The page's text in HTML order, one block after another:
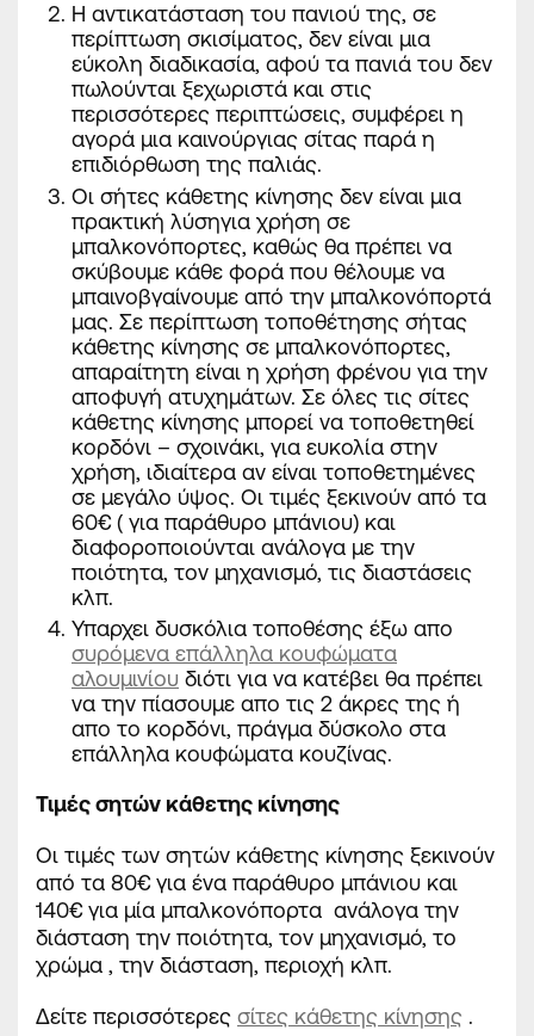
Η αντικατάσταση του πανιού της, σε
περίπτωση σκισίματος, δεν είναι μια
εύκολη διαδικασία, αφού τα πανιά του δεν
πωλούνται ξεχωριστά και στις
περισσότερες περιπτώσεις, συμφέρει η
αγορά μια καινούργιας σίτας παρά η
επιδιόρθωση της παλιάς.
Οι σήτες κάθετης κίνησης δεν είναι μια
πρακτική λύσηγια χρήση σε
μπαλκονόπορτες, καθώς θα πρέπει να
σκύβουμε κάθε φορά που θέλουμε να
μπαινοβγαίνουμε από την μπαλκονόπορτά
μας. Σε περίπτωση τοποθέτησης σήτας
κάθετης κίνησης σε μπαλκονόπορτες,
απαραίτητη είναι η χρήση φρένου για την
αποφυγή ατυχημάτων. Σε όλες τις σίτες
κάθετης κίνησης μπορεί να τοποθετηθεί
κορδόνι – σχοινάκι, για ευκολία στην
χρήση, ιδιαίτερα αν είναι τοποθετημένες
σε μεγάλο ύψος. Οι τιμές ξεκινούν από τα
60€ ( για παράθυρο μπάνιου) και
διαφοροποιούνται ανάλογα με την
ποιότητα, τον μηχανισμό, τις διαστάσεις
κλπ.
Υπαρχει δυσκόλια τοποθέσης έξω απο
συρόμενα επάλληλα κουφώματα
αλουμινίου διότι για να κατέβει θα πρέπει
να την πίασουμε απο τις 2 άκρες της ή
απο το κορδόνι, πράγμα δύσκολο στα
επάλληλα κουφώματα κουζίνας.
Τιμές σητών κάθετης κίνησης
Οι τιμές των σητών κάθετης κίνησης ξεκινούν
από τα 80€ για ένα παράθυρο μπάνιου και
140€ για μία μπαλκονόπορτα ανάλογα την
διάσταση την ποιότητα, τον μηχανισμό, το
χρώμα , την διάσταση, περιοχή κλπ.
Δείτε περισσότερες σίτες κάθετης κίνησης .